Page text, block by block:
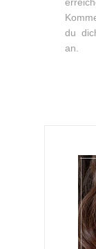
du
an.